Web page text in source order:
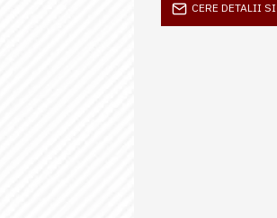
CERE DETALII